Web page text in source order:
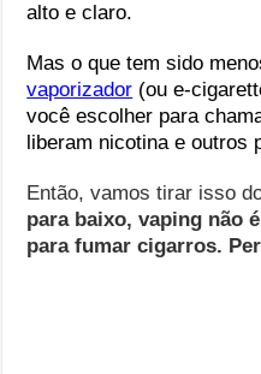
alto e claro.
Mas o que tem sido
vaporizador (ou e-
você escolher para
liberam nicotina e outros
Então, vamos tirar isso
para baixo, vaping não
para fumar cigarros.